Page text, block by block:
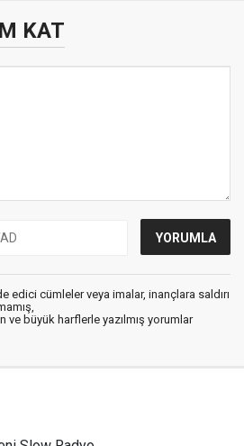
KAT
edici cümleler veya imalar, inançlara saldırı
ve büyük harflerle yazılmış yorumlar